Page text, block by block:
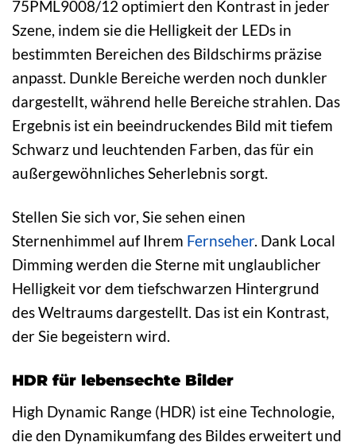
75PML9008/12 optimiert den Kontrast in jeder
Szene, indem sie die Helligkeit der LEDs in
bestimmten Bereichen des Bildschirms präzise
anpasst. Dunkle Bereiche werden noch dunkler
dargestellt, während helle Bereiche strahlen. Das
Ergebnis ist ein beeindruckendes Bild mit tiefem
Schwarz und leuchtenden Farben, das für ein
außergewöhnliches Seherlebnis sorgt.
Stellen Sie sich vor, Sie sehen einen
Sternenhimmel auf Ihrem Fernseher. Dank Local
Dimming werden die Sterne mit unglaublicher
Helligkeit vor dem tiefschwarzen Hintergrund
des Weltraums dargestellt. Das ist ein Kontrast,
der Sie begeistern wird.
HDR für lebensechte Bilder
High Dynamic Range (HDR) ist eine Technologie,
die den Dynamikumfang des Bildes erweitert und